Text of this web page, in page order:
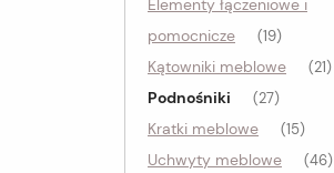
Elementy łączeniowe i
pomocnicze
(19)
Kątowniki meblowe (21)
Podnośniki (27)
Kratki meblowe (15)
Uchwyty meblowe (46)